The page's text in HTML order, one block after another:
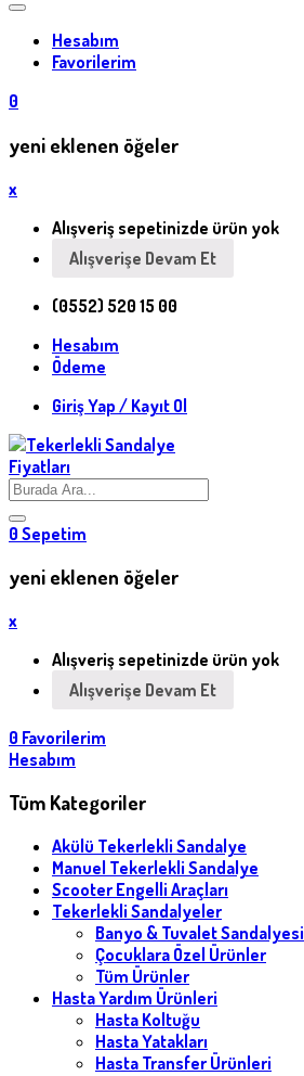
Hesabım
Favorilerim
0
yeni eklenen öğeler
x
Alışveriş sepetinizde ürün yok
Alışverişe Devam Et
(0552) 520 15 00
Hesabım
Ödeme
Giriş Yap / Kayıt Ol
0 Sepetim
yeni eklenen öğeler
x
Alışveriş sepetinizde ürün yok
Alışverişe Devam Et
0 Favorilerim
Hesabım
Tüm Kategoriler
Akülü Tekerlekli Sandalye
Manuel Tekerlekli Sandalye
Scooter Engelli Araçları
Tekerlekli Sandalyeler
Banyo & Tuvalet Sandalyesi
Çocuklara Özel Ürünler
Tüm Ürünler
Hasta Yardım Ürünleri
Hasta Koltuğu
Hasta Yatakları
Hasta Transfer Ürünleri